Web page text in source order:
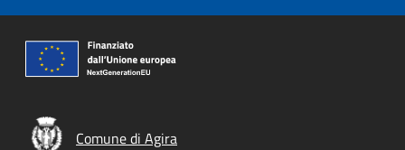
Comune di Agira